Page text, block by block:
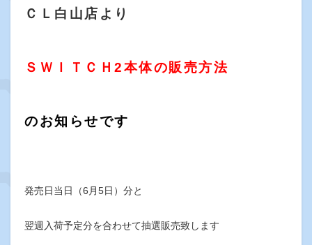
ＣＬ白山店より
ＳＷＩＴＣＨ2本体の販売方法
のお知らせです
発売日当日（6月5日）分と
翌週入荷予定分を合わせて抽選販売致します